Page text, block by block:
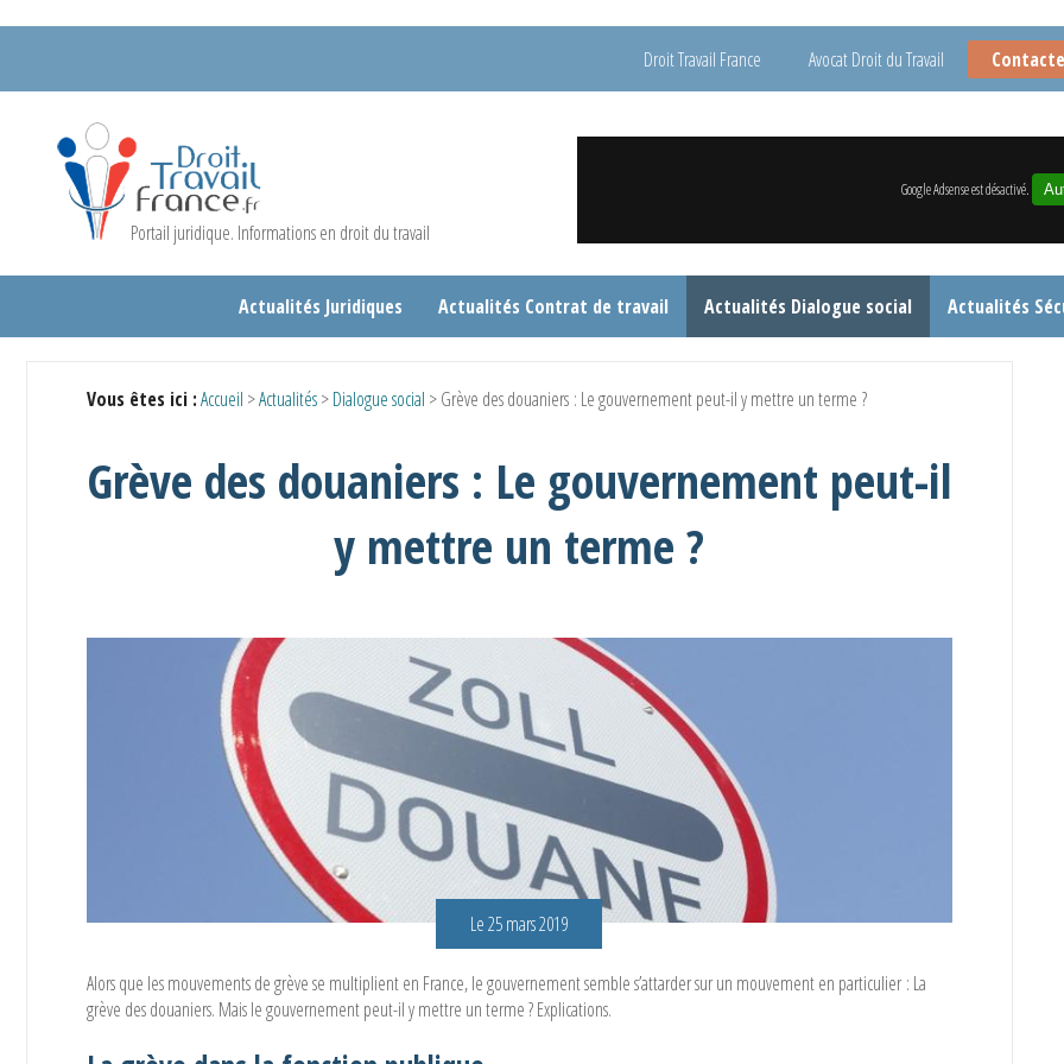
Droit Travail France Avocat Droit du Travail
Portail juridique. Informations en droit du travail
Google Adsense est désactivé.
Actualités Juridiques Actualités Contrat de travail Actualités Dialogue social Actualités
Vous êtes ici :Accueil >Actualités>Dialogue social > Grève des douaniers : Le gouvernement peut-il y mettre un terme ?
Grève des douaniers : Le gouvernement peut-il
y mettre un terme ?
Le 25 mars 2019
Alors que les mouvements de grève se multiplient en France, le gouvernement semble s’attarder sur un mouvement en particulier : La
grève des douaniers. Mais le gouvernement peut-il y mettre un terme ? Explications.